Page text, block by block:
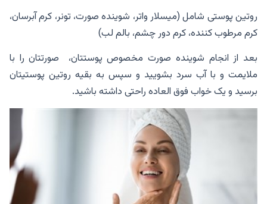
روتین پوستی شامل (میسلار واتر، شوینده صورت، تونر، کرم آبرسان،
کرم مرطوب کننده، کرم دور چشم، بالم لب)
بعد از انجام شوینده صورت مخصوص پوستتان، صورتتان را با
ملایمت و با آب سرد بشویید و سپس به بقیه روتین پوستیتان
برسید و یک خواب فوق العاده راحتی داشته باشید.